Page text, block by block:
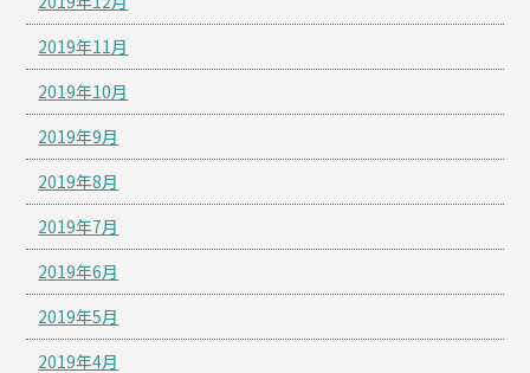
2019年11月
2019年10月
2019年9月
2019年8月
2019年7月
2019年6月
2019年5月
2019年4月